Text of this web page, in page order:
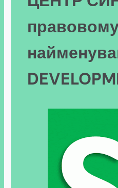
правовому